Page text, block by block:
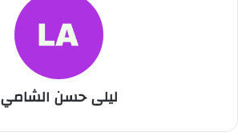
ليلى حسن الشامي